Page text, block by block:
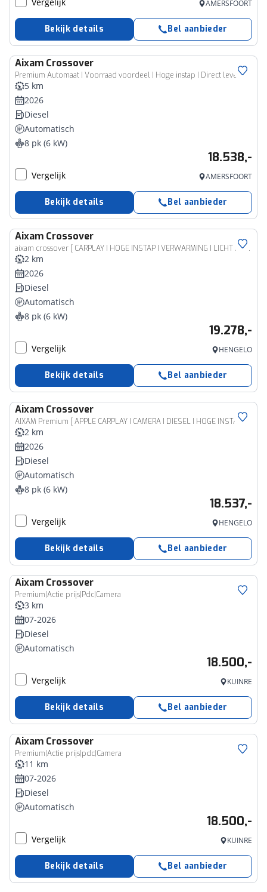
AMERSFOORT
Bekijk details Bel aanbieder
Aixam Crossover
Premium Automaat | Voorraad voordeel | Hoge instap | Direct leve
5 km
2026
Diesel
Automatisch
8 pk (6 kW)
18.538,-
Vergelijk AMERSFOORT
Bekijk details Bel aanbieder
Aixam Crossover
aixam crossover [ CARPLAY I HOGE INSTAP I VERWARMING I LICHT METALEN VELGEN]
2 km
2026
Diesel
Automatisch
8 pk (6 kW)
19.278,-
Vergelijk HENGELO
Bekijk details Bel aanbieder
Aixam Crossover
AIXAM Premium [ APPLE CARPLAY I CAMERA I DIESEL I HOGE INSTAP ]
2 km
2026
Diesel
Automatisch
8 pk (6 kW)
18.537,-
Vergelijk HENGELO
Bekijk details Bel aanbieder
Aixam Crossover
Premium|Actie prijs|Pdc|Camera
3 km
07-2026
Diesel
Automatisch
18.500,-
Vergelijk KUINRE
Bekijk details Bel aanbieder
Aixam Crossover
Premium|Actie prijs|pdc|Camera
11 km
07-2026
Diesel
Automatisch
18.500,-
Vergelijk KUINRE
Bekijk details Bel aanbieder